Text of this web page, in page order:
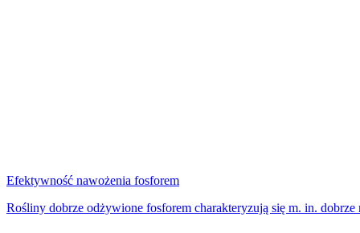
Efektywność nawożenia fosforem
Rośliny dobrze odżywione fosforem charakteryzują się m. in.